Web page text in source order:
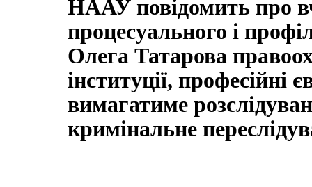
НААУ повідомить про
процесуального і
Олега Татарова
інституції, професійні
вимагатиме
кримінальне